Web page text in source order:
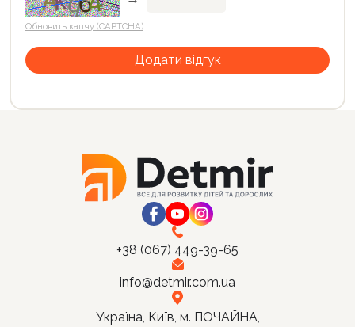
Обновить капчу (CAPTCHA)
+38 (067) 449-39-65
info@detmir.com.ua
Україна, Київ, м. ПОЧАЙНА,